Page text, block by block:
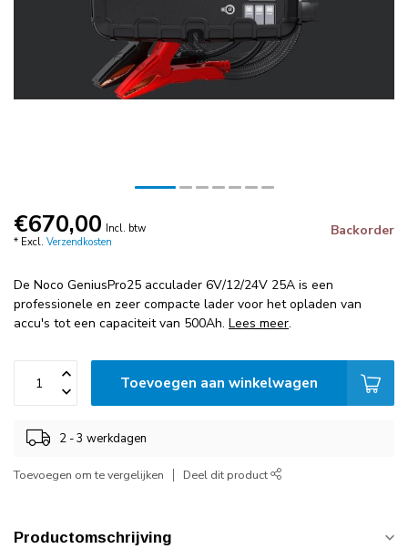
€670,00 Incl. btw
* Excl. Verzendkosten
Backorder
De Noco GeniusPro25 acculader 6V/12/24V 25A is een
professionele en zeer compacte lader voor het opladen van
accu's tot een capaciteit van 500Ah. Lees meer.
Toevoegen aan winkelwagen
2 - 3 werkdagen
Toevoegen om te vergelijken Deel dit product
Productomschrijving